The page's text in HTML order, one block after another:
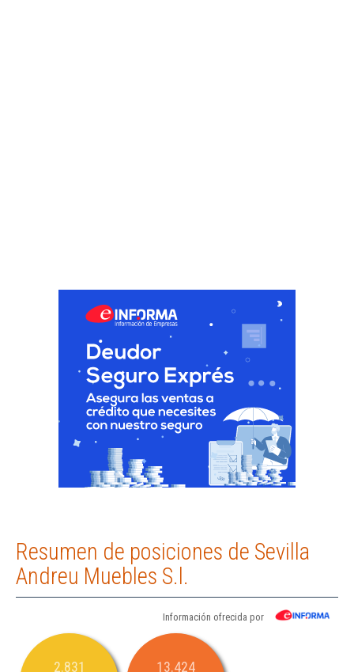
Resumen de posiciones de Sevilla
Andreu Muebles S.l.
Información ofrecida por
2.831 13.424